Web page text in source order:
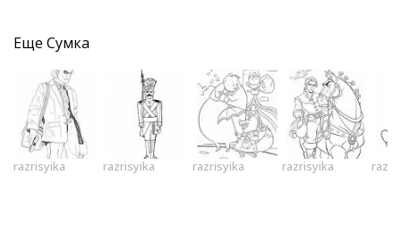
Еще Сумка
razrisyika razrisyika razrisyika razrisyika